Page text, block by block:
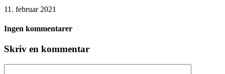
11. februar 2021
Ingen kommentarer
Skriv en kommentar